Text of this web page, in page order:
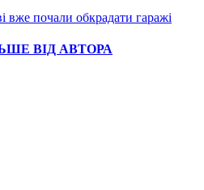
вже почали обкрадати гаражі
ВІД АВТОРА